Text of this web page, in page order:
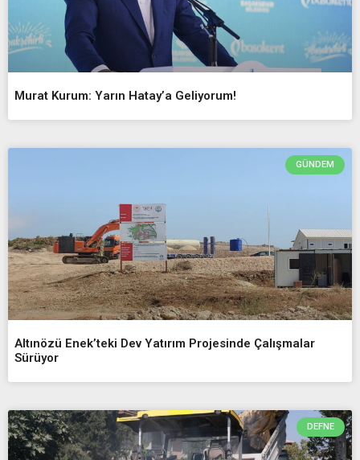
Murat Kurum: Yarın Hatay’a Geliyorum!
GÜNDEM
Altınözü Enek’teki Dev Yatırım Projesinde Çalışmalar
Sürüyor
DEFNE